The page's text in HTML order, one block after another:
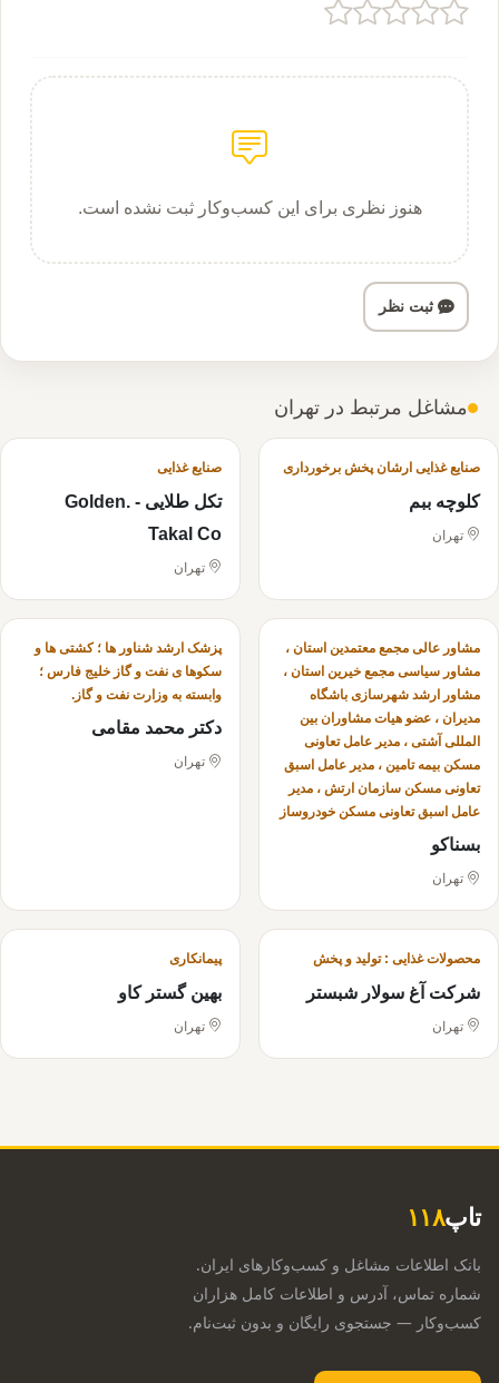
هنوز نظری برای این کسب‌وکار ثبت نشده است.
ثبت نظر
مشاغل مرتبط در تهران
صنایع غذایی ارشان پخش برخورداری
کلوچه ببم
تهران
صنایع غذایی
تکل طلایی - .Golden
Takal Co
تهران
مشاور عالی مجمع معتمدین استان ،
مشاور سیاسی مجمع خیرین استان ،
مشاور ارشد شهرسازی باشگاه
مدیران ، عضو هیات مشاوران بین
المللی آشتی ، مدیر عامل تعاونی
مسکن بیمه تامین ، مدیر عامل اسبق
تعاونی مسکن سازمان ارتش ، مدیر
عامل اسبق تعاونی مسکن خودروساز
بسناکو
تهران
پزشک ارشد شناور ها ؛ کشتی ها و
سکوها ی نفت و گاز خلیج فارس ؛
وابسته به وزارت نفت و گاز.
دکتر محمد مقامی
تهران
محصولات غذایی : تولید و پخش
شرکت آغ سولار شبستر
تهران
پیمانکاری
بهین گستر کاو
تهران
تاپ۱۱۸
بانک اطلاعات مشاغل و کسب‌وکارهای ایران.
شماره تماس، آدرس و اطلاعات کامل هزاران
کسب‌وکار — جستجوی رایگان و بدون ثبت‌نام.